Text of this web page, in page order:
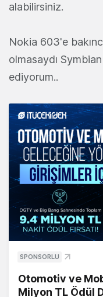
alabilirsiniz.
Nokia 603'e
olmasaydı
ediyorum..
SPONSORLU
Otomotiv ve
Milyon TL Ödül